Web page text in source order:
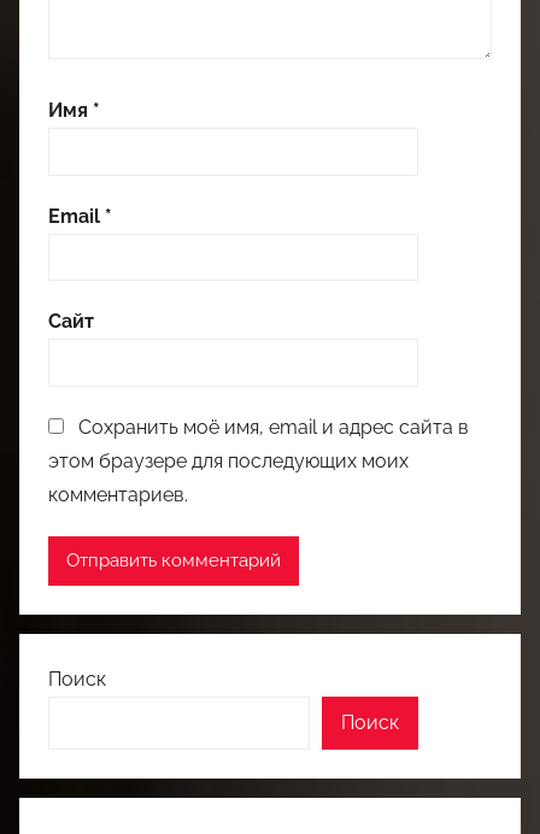
Имя *
Email *
Сайт
Сохранить моё имя, email и адрес сайта в
этом браузере для последующих моих
комментариев.
Поиск
Поиск